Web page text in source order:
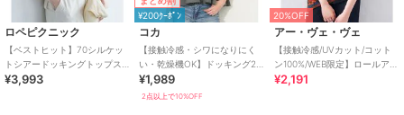
ロペピクニック
【ベストヒット】70シルケッ
トシアードッキングトップス/
着丈が選べる・UVカット・接
¥3,993
¥200ｸｰﾎﾟﾝ
コカ
【接触冷感・シワになりにく
い・乾燥機OK】ドッキング2
段フリルTシャツ 全2色
¥1,989
2点以上で10%OFF
20%OFF
アー・ヴェ・ヴェ
【接触冷感/UVカット/コット
ン100%/WEB限定】ロールアッ
プハーフスリーブTシャツ
¥2,191